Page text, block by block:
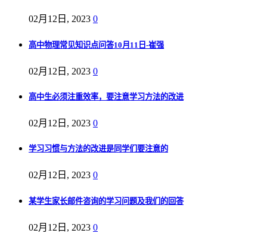
02月12日, 2023 0
高中物理常见知识点问答10月11日-崔强
02月12日, 2023 0
高中生必须注重效率，要注意学习方法的改进
02月12日, 2023 0
学习习惯与方法的改进是同学们要注意的
02月12日, 2023 0
某学生家长邮件咨询的学习问题及我们的回答
02月12日, 2023 0